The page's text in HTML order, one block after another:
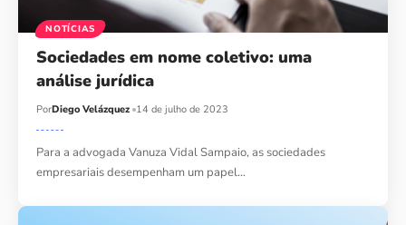
NOTÍCIAS
Sociedades em nome coletivo: uma
análise jurídica
PorDiego Velázquez 14 de julho de 2023
Para a advogada Vanuza Vidal Sampaio, as sociedades
empresariais desempenham um papel…